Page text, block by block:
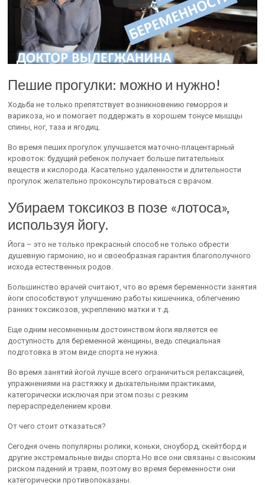
Пешие прогулки: можно и нужно!
Ходьба не только препятствует возникновению геморроя и
варикоза, но и помогает поддержать в хорошем тонусе мышцы
спины, ног, таза и ягодиц.
Во время пеших прогулок улучшается маточно-плацентарный
кровоток: будущий ребенок получает больше питательных
веществ и кислорода. Касательно удаленности и длительности
прогулок желательно проконсультироваться с врачом.
Убираем токсикоз в позе «лотоса»,
используя йогу.
Йога – это не только прекрасный способ не только обрести
душевную гармонию, но и своеобразная гарантия благополучного
исхода естественных родов.
Большинство врачей считают, что во время беременности занятия
йоги способствуют улучшению работы кишечника, облегчению
ранних токсикозов, укреплению матки и т.д.
Еще одним несомненным достоинством йоги является ее
доступность для беременной женщины, ведь специальная
подготовка в этом виде спорта не нужна.
Во время занятий йогой лучше всего ограничиться релаксацией,
упражнениями на растяжку и дыхательными практиками,
категорически исключая при этом позы с резким
перераспределением крови.
От чего стоит отказаться?
Сегодня очень популярны ролики, коньки, сноуборд, скейтборд и
другие экстремальные виды спорта.Но все они связаны с высоким
риском падений и травм, поэтому во время беременности они
категорически противопоказаны.